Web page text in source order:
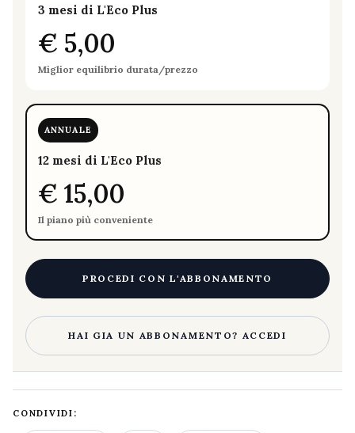
3 mesi di L'Eco Plus
€ 5,00
Miglior equilibrio durata/prezzo
ANNUALE
12 mesi di L'Eco Plus
€ 15,00
Il piano più conveniente
PROCEDI CON L'ABBONAMENTO
HAI GIA UN ABBONAMENTO? ACCEDI
CONDIVIDI: